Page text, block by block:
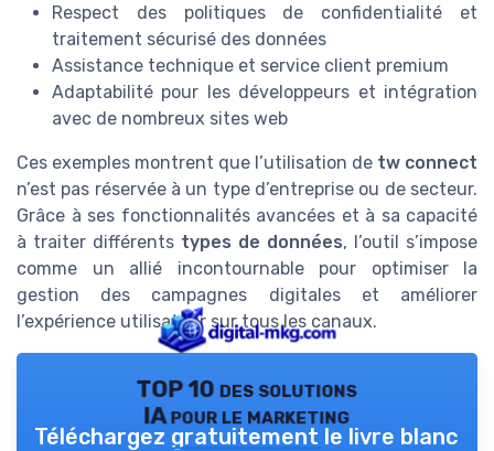
Respect des politiques de confidentialité et
traitement sécurisé des données
Assistance technique et service client premium
Adaptabilité pour les développeurs et intégration
avec de nombreux sites web
Ces exemples montrent que l’utilisation de tw connect
n’est pas réservée à un type d’entreprise ou de secteur.
Grâce à ses fonctionnalités avancées et à sa capacité
à traiter différents types de données, l’outil s’impose
comme un allié incontournable pour optimiser la
gestion des campagnes digitales et améliorer
l’expérience utilisateur sur tous les canaux.
TOP 10 des solutions
IA pour le marketing
Téléchargez gratuitement le livre blanc